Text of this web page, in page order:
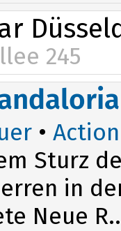
245
• Action
Sturz
in
Neue